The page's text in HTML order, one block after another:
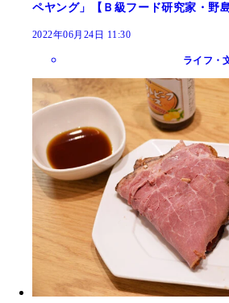
ペヤング」【Ｂ級フード研究家・野
2022年06月24日 11:30
ライフ・